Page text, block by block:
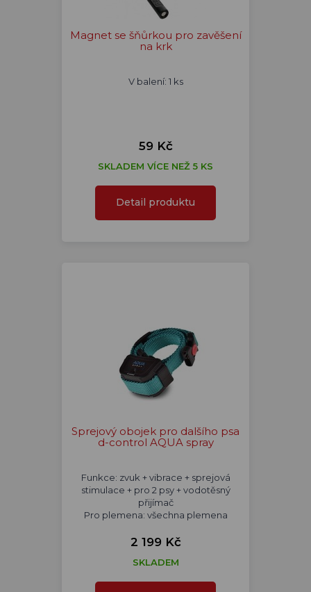
Magnet se šňůrkou pro zavěšení
na krk
V balení: 1 ks
59 Kč
SKLADEM VÍCE NEŽ 5 KS
Detail produktu
Sprejový obojek pro dalšího psa
d-control AQUA spray
Funkce: zvuk + vibrace + sprejová
stimulace + pro 2 psy + vodotěsný
přijímač
Pro plemena: všechna plemena
2 199 Kč
SKLADEM